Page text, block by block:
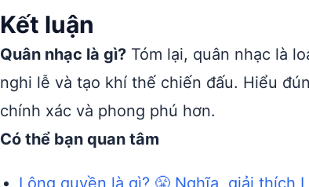
Kết luận
Quân nhạc là gì? Tóm lại, quân nhạc là
nghi lễ và tạo khí thế chiến đấu. Hiểu
chính xác và phong phú hơn.
Có thể bạn quan tâm
Lộng quyền là gì? 😤 Nghĩa, giải thích